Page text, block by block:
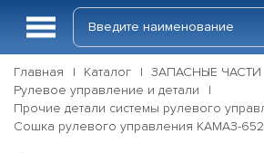
Главная Каталог
ЗАПАСНЫЕ ЧАСТИ
Рулевое управление и детали
Прочие детали системы рулевого
Сошка рулевого управления КАМАЗ-